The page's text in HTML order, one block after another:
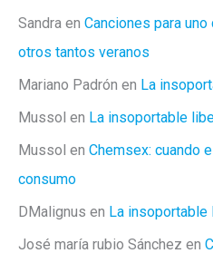
Sandra en Canciones para
otros tantos veranos
Mariano Padrón en La
Mussol en La insoportable
Mussol en Chemsex: cuando
consumo
DMalignus en La insoportable
José maría rubio Sánchez en